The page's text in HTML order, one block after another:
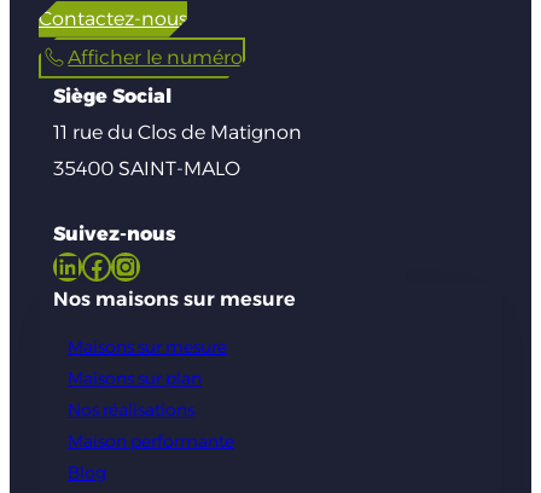
Contactez-nous
Afficher le numéro
Siège Social
11 rue du Clos de Matignon
35400 SAINT-MALO
Suivez-nous
LinkedIn Facebook Instagram
Nos maisons sur mesure
Maisons sur mesure
Maisons sur plan
Nos réalisations
Maison performante
Blog